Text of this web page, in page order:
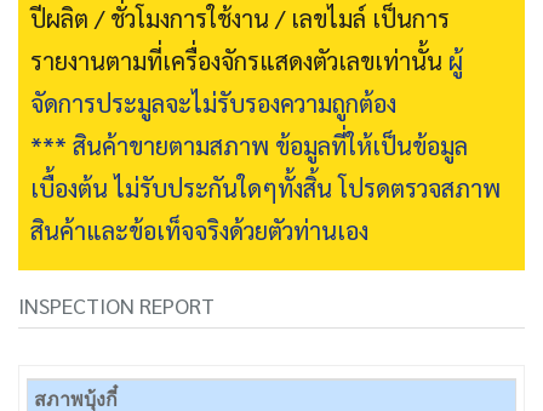
ปีผลิต / ชั่วโมงการใช้งาน / เลขไมล์ เป็นการ
รายงานตามที่เครื่องจักรแสดงตัวเลขเท่านั้น ผู้
จัดการประมูลจะไม่รับรองความถูกต้อง
*** สินค้าขายตามสภาพ ข้อมูลที่ให้เป็นข้อมูล
เบื้องต้น ไม่รับประกันใดๆทั้งสิ้น โปรดตรวจสภาพ
สินค้าและข้อเท็จจริงด้วยตัวท่านเอง
INSPECTION REPORT
สภาพบุ้งกี๋